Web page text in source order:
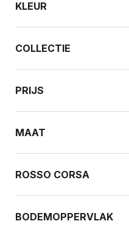
KLEUR
COLLECTIE
PRIJS
MAAT
ROSSO CORSA
BODEMOPPERVLAK